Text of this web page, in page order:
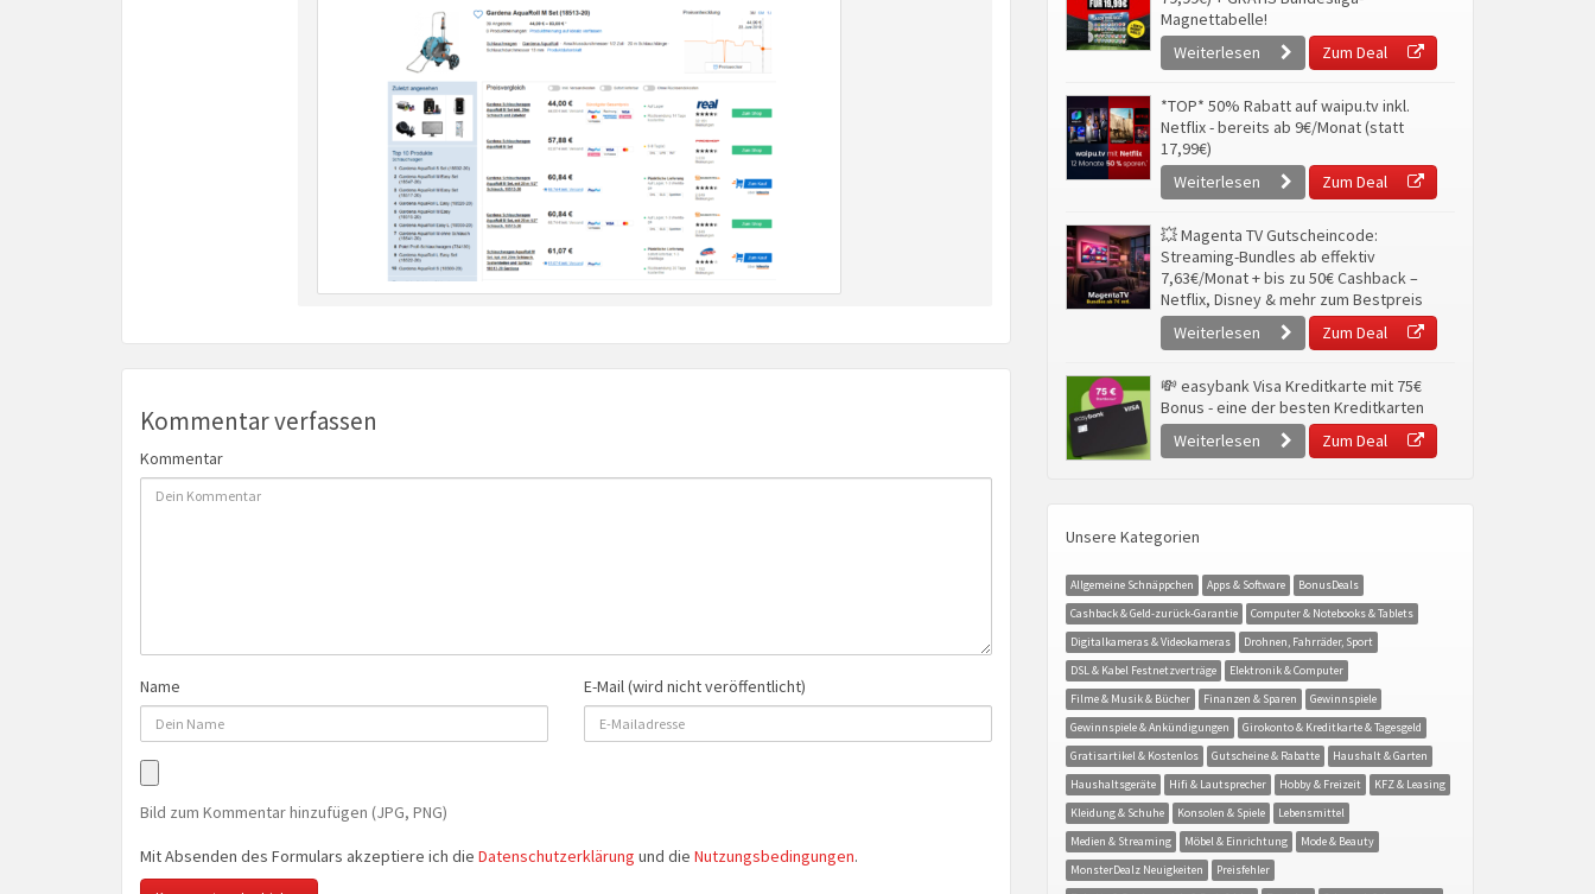
Kommentar verfassen
Kommentar
Name E-Mail (wird nicht veröffentlicht)
Bild zum Kommentar hinzufügen (JPG, PNG)
Mit Absenden des Formulars akzeptiere ich die Datenschutzerklärung und die Nutzungsbedingungen.
Magnettabelle!
Weiterlesen
Zum Deal
*TOP* 50% Rabatt auf waipu.tv inkl.
Netflix - bereits ab 9€/Monat (statt
17,99€)
Weiterlesen
Zum Deal
💥 Magenta TV Gutscheincode:
Streaming-Bundles ab effektiv
7,63€/Monat + bis zu 50€ Cashback –
Netflix, Disney & mehr zum Bestpreis
Weiterlesen
Zum Deal
💸 easybank Visa Kreditkarte mit 75€
Bonus - eine der besten Kreditkarten
Weiterlesen
Zum Deal
Unsere Kategorien
Allgemeine Schnäppchen Apps & Software
BonusDeals
Cashback & Geld-zurück-Garantie
Computer & Notebooks & Tablets
Digitalkameras & Videokameras
Drohnen, Fahrräder, Sport
DSL & Kabel Festnetzverträge
Elektronik & Computer
Filme & Musik & Bücher
Finanzen & Sparen
Gewinnspiele
Gewinnspiele & Ankündigungen
Girokonto & Kreditkarte & Tagesgeld
Gratisartikel & Kostenlos
Gutscheine & Rabatte
Haushalt & Garten
Haushaltsgeräte
Hifi & Lautsprecher Hobby & Freizeit
KFZ & Leasing
Kleidung & Schuhe
Konsolen & Spiele
Lebensmittel
Medien & Streaming
Möbel & Einrichtung
Mode & Beauty
MonsterDealz Neuigkeiten
Preisfehler